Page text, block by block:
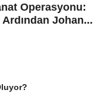
Operasyonu:
Johan...